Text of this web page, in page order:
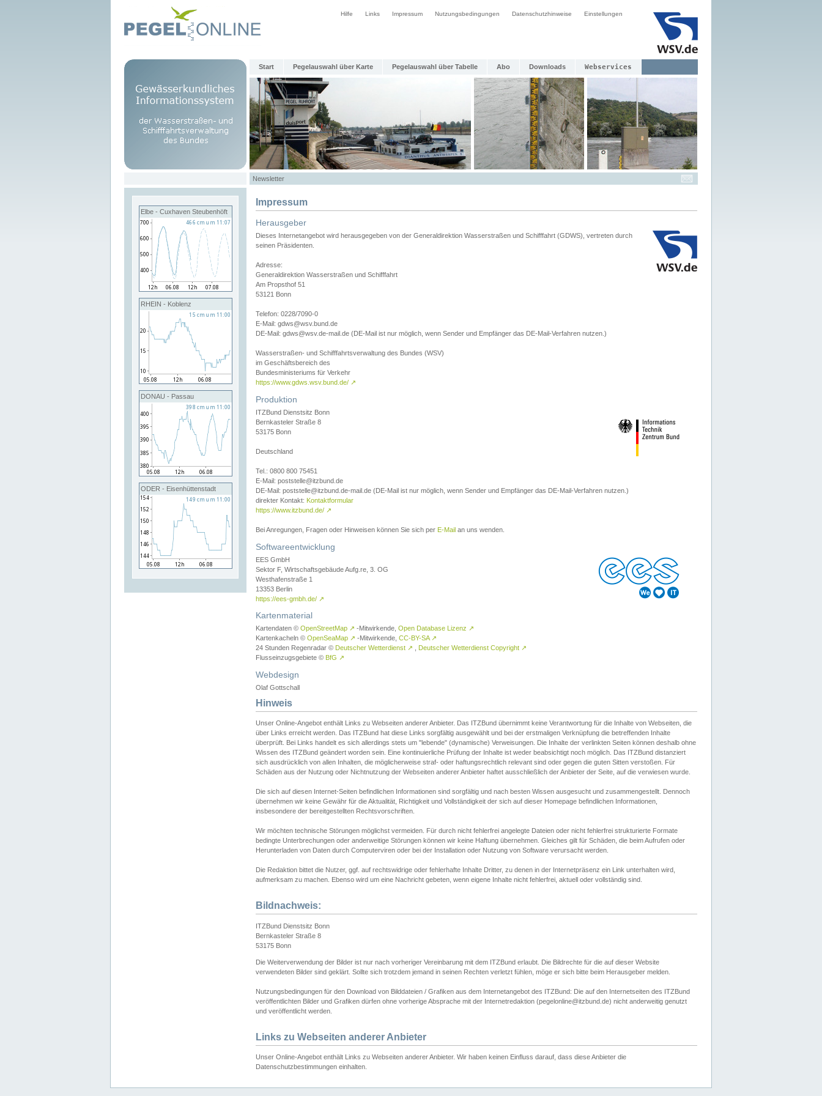
Hilfe Links Impressum Nutzungsbedingungen Datenschutzhinweise Einstellungen
Start Pegelauswahl über Karte Pegelauswahl über Tabelle Abo Downloads Webservices
Newsletter
Elbe - Cuxhaven Steubenhöft
RHEIN - Koblenz
DONAU - Passau
ODER - Eisenhüttenstadt
Impressum
Herausgeber
Dieses Internetangebot wird herausgegeben von der Generaldirektion Wasserstraßen und Schifffahrt (GDWS), vertreten durch
seinen Präsidenten.
Adresse:
Generaldirektion Wasserstraßen und Schifffahrt
Am Propsthof 51
53121 Bonn
Telefon: 0228/7090-0
E-Mail: gdws@wsv.bund.de
DE-Mail: gdws@wsv.de-mail.de (DE-Mail ist nur möglich, wenn Sender und Empfänger das DE-Mail-Verfahren nutzen.)
Wasserstraßen- und Schifffahrtsverwaltung des Bundes (WSV)
im Geschäftsbereich des
Bundesministeriums für Verkehr
https://www.gdws.wsv.bund.de/ ↗
Produktion
ITZBund Dienstsitz Bonn
Bernkasteler Straße 8
53175 Bonn
Deutschland
Tel.: 0800 800 75451
E-Mail: poststelle@itzbund.de
DE-Mail: poststelle@itzbund.de-mail.de (DE-Mail ist nur möglich, wenn Sender und Empfänger das DE-Mail-Verfahren nutzen.)
direkter Kontakt: Kontaktformular
https://www.itzbund.de/ ↗
Bei Anregungen, Fragen oder Hinweisen können Sie sich per E-Mail an uns wenden.
Softwareentwicklung
EES GmbH
Sektor F, Wirtschaftsgebäude Aufg.re, 3. OG
Westhafenstraße 1
13353 Berlin
https://ees-gmbh.de/ ↗
Kartenmaterial
Kartendaten © OpenStreetMap ↗ -Mitwirkende, Open Database Lizenz ↗
Kartenkacheln © OpenSeaMap ↗ -Mitwirkende, CC-BY-SA ↗
24 Stunden Regenradar © Deutscher Wetterdienst ↗ Deutscher Wetterdienst Copyright ↗
Flusseinzugsgebiete © BfG ↗
Webdesign
Olaf Gottschall
Hinweis
Unser Online-Angebot enthält Links zu Webseiten anderer Anbieter. Das ITZBund übernimmt keine Verantwortung für die Inhalte von Webseiten, die
über Links erreicht werden. Das ITZBund hat diese Links sorgfältig ausgewählt und bei der erstmaligen Verknüpfung die betreffenden Inhalte
überprüft. Bei Links handelt es sich allerdings stets um "lebende" (dynamische) Verweisungen. Die Inhalte der verlinkten Seiten können deshalb ohne
Wissen des ITZBund geändert worden sein. Eine kontinuierliche Prüfung der Inhalte ist weder beabsichtigt noch möglich. Das ITZBund distanziert
sich ausdrücklich von allen Inhalten, die möglicherweise straf- oder haftungsrechtlich relevant sind oder gegen die guten Sitten verstoßen. Für
Schäden aus der Nutzung oder Nichtnutzung der Webseiten anderer Anbieter haftet ausschließlich der Anbieter der Seite, auf die verwiesen wurde.
Die sich auf diesen Internet-Seiten befindlichen Informationen sind sorgfältig und nach besten Wissen ausgesucht und zusammengestellt. Dennoch
übernehmen wir keine Gewähr für die Aktualität, Richtigkeit und Vollständigkeit der sich auf dieser Homepage befindlichen Informationen,
insbesondere der bereitgestellten Rechtsvorschriften.
Wir möchten technische Störungen möglichst vermeiden. Für durch nicht fehlerfrei angelegte Dateien oder nicht fehlerfrei strukturierte Formate
bedingte Unterbrechungen oder anderweitige Störungen können wir keine Haftung übernehmen. Gleiches gilt für Schäden, die beim Aufrufen oder
Herunterladen von Daten durch Computerviren oder bei der Installation oder Nutzung von Software verursacht werden.
Die Redaktion bittet die Nutzer, ggf. auf rechtswidrige oder fehlerhafte Inhalte Dritter, zu denen in der Internetpräsenz ein Link unterhalten wird,
aufmerksam zu machen. Ebenso wird um eine Nachricht gebeten, wenn eigene Inhalte nicht fehlerfrei, aktuell oder vollständig sind.
Bildnachweis:
ITZBund Dienstsitz Bonn
Bernkasteler Straße 8
53175 Bonn
Die Weiterverwendung der Bilder ist nur nach vorheriger Vereinbarung mit dem ITZBund erlaubt. Die Bildrechte für die auf dieser Website
verwendeten Bilder sind geklärt. Sollte sich trotzdem jemand in seinen Rechten verletzt fühlen, möge er sich bitte beim Herausgeber melden.
Nutzungsbedingungen für den Download von Bilddateien / Grafiken aus dem Internetangebot des ITZBund: Die auf den Internetseiten des ITZBund
veröffentlichten Bilder und Grafiken dürfen ohne vorherige Absprache mit der Internetredaktion (pegelonline@itzbund.de) nicht anderweitig genutzt
und veröffentlicht werden.
Links zu Webseiten anderer Anbieter
Unser Online-Angebot enthält Links zu Webseiten anderer Anbieter. Wir haben keinen Einfluss darauf, dass diese Anbieter die
Datenschutzbestimmungen einhalten.